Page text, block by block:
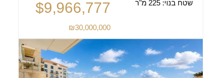
שטח בנוי:225 מ"ר $9,966,777
₪30,000,000